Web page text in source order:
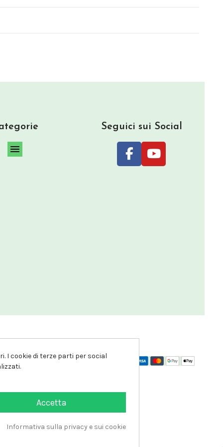
Seguici sui Social
I cookie di terze parti per social
Accetta
Informativa sulla privacy e sui cookie